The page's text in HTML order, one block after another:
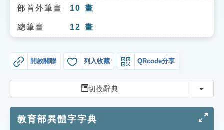
知識索引
單字索引
遊戲專區
教學應用
貓頭鷹博士
部首外筆畫 10 畫
總筆畫 12 畫
開啟關聯 列入收藏 QRcode分享
切換辭典 切換
教育部異體字字典